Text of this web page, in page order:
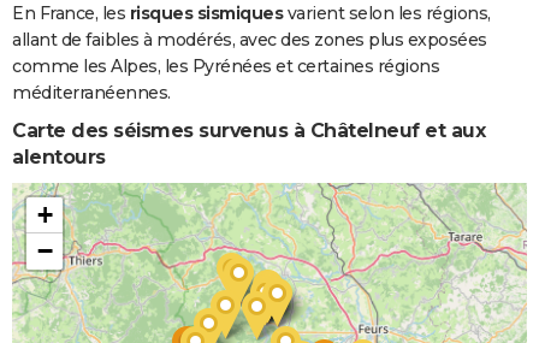
En France, les risques sismiquesvarient selon les régions,
allant de faibles à modérés, avec des zones plus exposées
comme les Alpes, les Pyrénées et certaines régions
méditerranéennes.
Carte des séismes survenus à Châtelneuf et aux
alentours
+
−